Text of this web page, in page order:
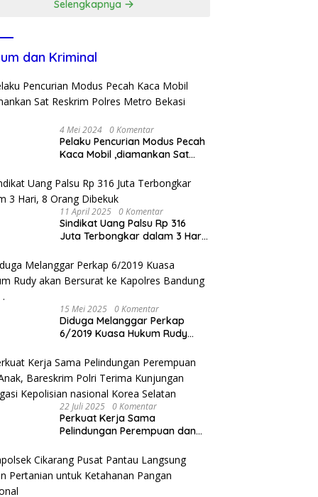
Selengkapnya
dan Kriminal
4 Mei 2024 0 Komentar
Pelaku Pencurian Modus Pecah
Kaca Mobil ,diamankan Sat
Kota
11 April 2025 0 Komentar
Sindikat Uang Palsu Rp 316
Juta Terbongkar dalam 3 Hari,
15 Mei 2025 0 Komentar
Diduga Melanggar Perkap
6/2019 Kuasa Hukum Rudy
Bandung Kota .
22 Juli 2025 0 Komentar
Perkuat Kerja Sama
Pelindungan Perempuan dan
Kunjungan Delegasi Kepolisian
nasional Korea Selatan